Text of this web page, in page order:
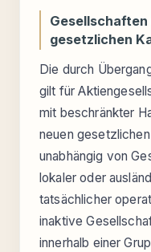
gesetzlichen
Die durch
gilt für
mit beschränkter
neuen
unabhängig von
lokaler oder
tatsächlicher
inaktive
innerhalb einer